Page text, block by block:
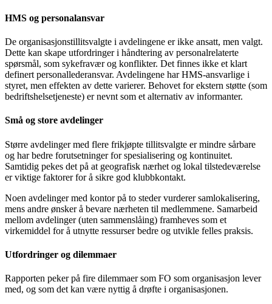
HMS og personalansvar
De organisasjonstillitsvalgte i avdelingene er ikke ansatt, men valgt.
Dette kan skape utfordringer i håndtering av personalrelaterte
spørsmål, som sykefravær og konflikter. Det finnes ikke et klart
definert personallederansvar. Avdelingene har HMS-ansvarlige i
styret, men effekten av dette varierer. Behovet for ekstern støtte (som
bedriftshelsetjeneste) er nevnt som et alternativ av informanter.
Små og store avdelinger
Større avdelinger med flere frikjøpte tillitsvalgte er mindre sårbare
og har bedre forutsetninger for spesialisering og kontinuitet.
Samtidig pekes det på at geografisk nærhet og lokal tilstedeværelse
er viktige faktorer for å sikre god klubbkontakt.
Noen avdelinger med kontor på to steder vurderer samlokalisering,
mens andre ønsker å bevare nærheten til medlemmene. Samarbeid
mellom avdelinger (uten sammenslåing) framheves som et
virkemiddel for å utnytte ressurser bedre og utvikle felles praksis.
Utfordringer og dilemmaer
Rapporten peker på fire dilemmaer som FO som organisasjon lever
med, og som det kan være nyttig å drøfte i organisasjonen.